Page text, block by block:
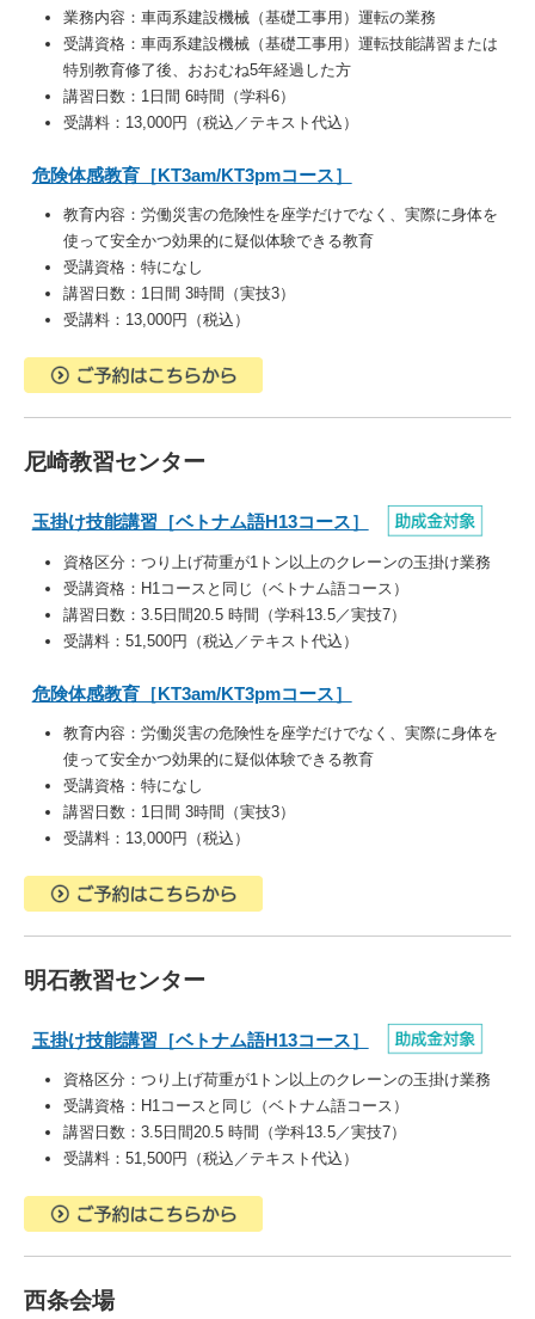
業務内容： 車両系建設機械（基礎工事用）運転の業務
受講資格： 車両系建設機械（基礎工事用）運転技能講習または
特別教育修了後、 おおむね5年経過 した方
講習日数：1日間 6時間（学科6）
受講料：13,000円（税込／テキスト代込）
危険体感教育［KT3am/KT3pmコース］
教育内容： 労働災害の危険性を座学だけでなく、実際に身体を
使って安全かつ効果的に疑似体験できる教育
受講資格：特になし
講習日数：1日間 3時間（実技3）
受講料：13,000円（税込）
尼崎教習センター
玉掛け技能講習［ベトナム語H13コース］
資格区分： つり上げ荷重が1トン以上のクレーンの玉掛け業務
受講資格： H1コースと同じ（ベトナム語コース）
講習日数：3.5日間20.5 時間（学科13.5／実技7）
受講料：51,500円（税込／テキスト代込）
危険体感教育［KT3am/KT3pmコース］
教育内容： 労働災害の危険性を座学だけでなく、実際に身体を
使って安全かつ効果的に疑似体験できる教育
受講資格：特になし
講習日数：1日間 3時間（実技3）
受講料：13,000円（税込）
明石教習センター
玉掛け技能講習［ベトナム語H13コース］
資格区分： つり上げ荷重が1トン以上のクレーンの玉掛け業務
受講資格： H1コースと同じ（ベトナム語コース）
講習日数：3.5日間20.5 時間（学科13.5／実技7）
受講料：51,500円（税込／テキスト代込）
西条会場